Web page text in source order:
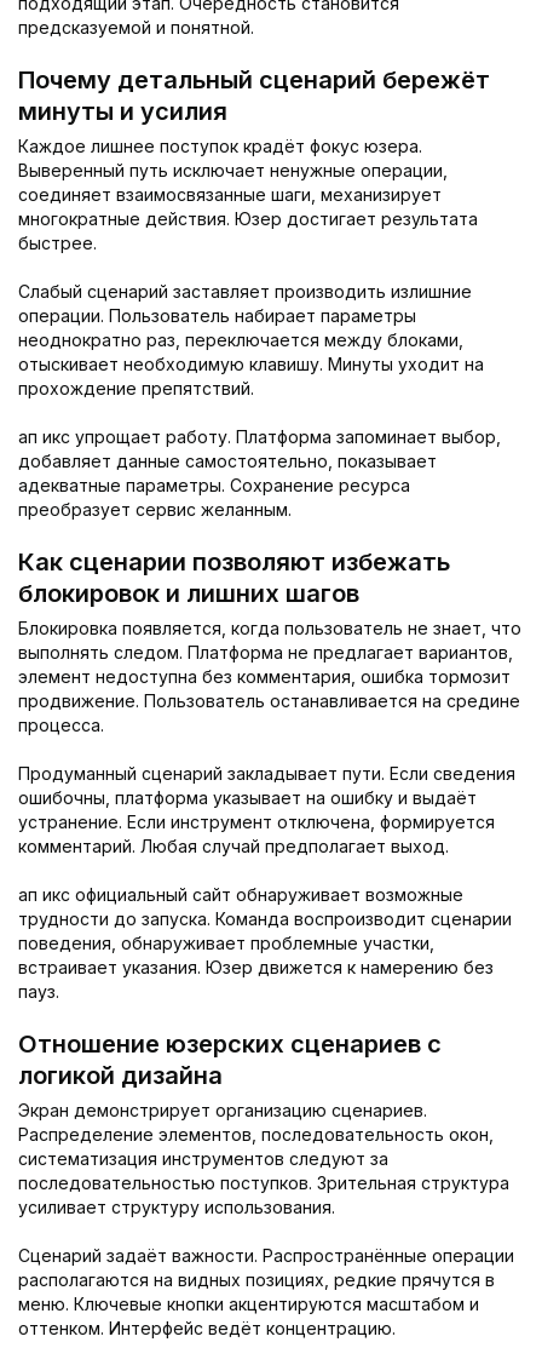
предсказуемой и понятной.
Почему детальный сценарий бережёт
минуты и усилия
Каждое лишнее поступок крадёт фокус юзера.
Выверенный путь исключает ненужные операции,
соединяет взаимосвязанные шаги, механизирует
многократные действия. Юзер достигает результата
быстрее.
Слабый сценарий заставляет производить излишние
операции. Пользователь набирает параметры
неоднократно раз, переключается между блоками,
отыскивает необходимую клавишу. Минуты уходит на
прохождение препятствий.
ап икс упрощает работу. Платформа запоминает выбор,
добавляет данные самостоятельно, показывает
адекватные параметры. Сохранение ресурса
преобразует сервис желанным.
Как сценарии позволяют избежать
блокировок и лишних шагов
Блокировка появляется, когда пользователь не знает, что
выполнять следом. Платформа не предлагает вариантов,
элемент недоступна без комментария, ошибка тормозит
продвижение. Пользователь останавливается на средине
процесса.
Продуманный сценарий закладывает пути. Если сведения
ошибочны, платформа указывает на ошибку и выдаёт
устранение. Если инструмент отключена, формируется
комментарий. Любая случай предполагает выход.
ап икс официальный сайт обнаруживает возможные
трудности до запуска. Команда воспроизводит сценарии
поведения, обнаруживает проблемные участки,
встраивает указания. Юзер движется к намерению без
пауз.
Отношение юзерских сценариев с
логикой дизайна
Экран демонстрирует организацию сценариев.
Распределение элементов, последовательность окон,
систематизация инструментов следуют за
последовательностью поступков. Зрительная структура
усиливает структуру использования.
Сценарий задаёт важности. Распространённые операции
располагаются на видных позициях, редкие прячутся в
меню. Ключевые кнопки акцентируются масштабом и
оттенком. Интерфейс ведёт концентрацию.